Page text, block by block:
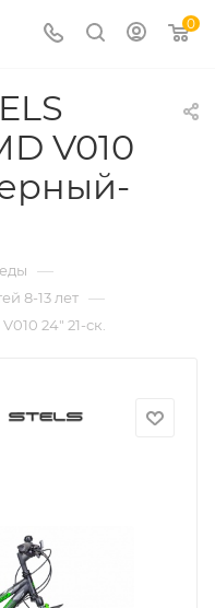
0
V010
—
8-13 лет —
24" 21-ск.